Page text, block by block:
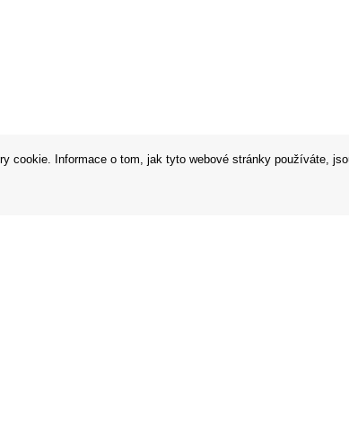
cookie. Informace o tom, jak tyto webové stránky používáte,